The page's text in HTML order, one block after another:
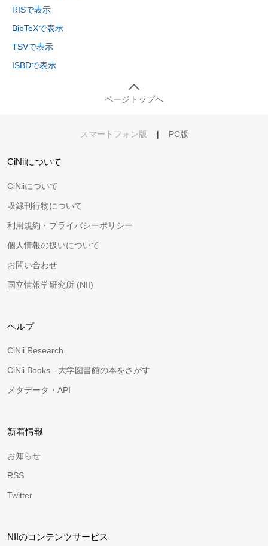
RISで表示
BibTeXで表示
TSVで表示
ISBDで表示
ページトップへ
スマートフォン版 | PC版
CiNiiについて
CiNiiについて
収録刊行物について
利用規約・プライバシーポリシー
個人情報の扱いについて
お問い合わせ
国立情報学研究所 (NII)
ヘルプ
CiNii Research
CiNii Books - 大学図書館の本をさがす
メタデータ・API
新着情報
お知らせ
RSS
Twitter
NIIのコンテンツサービス